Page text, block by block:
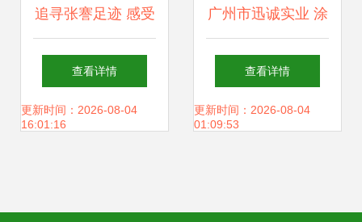
追寻张謇足迹 感受
先贤力量——安惠
开展主题党日活动
查看详情
更新时间：2026-08-04
16:01:16
广州市迅诚实业 涂
料与油漆产品的创
新投资之路
查看详情
更新时间：2026-08-04
01:09:53